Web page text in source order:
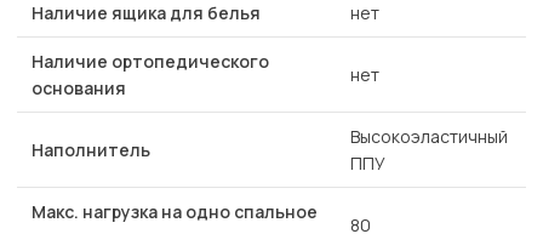
Наличие ящика для белья нет
Наличие ортопедического
основания
нет
Наполнитель
Высокоэластичный
ППУ
Макс. нагрузка на одно спальное
80